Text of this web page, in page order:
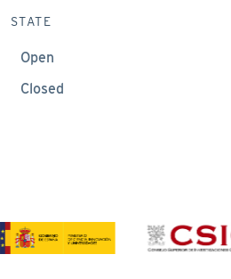
STATE
Open
Closed